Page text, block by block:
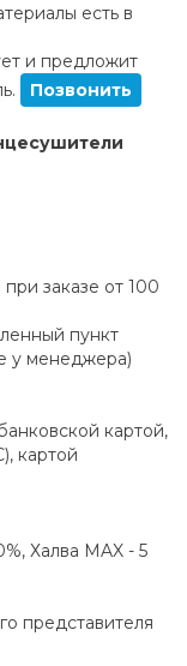
есть в
и предложит
Позвонить
заказе от 100
пункт
у менеджера)
картой,
картой
Халва MAX - 5
представителя